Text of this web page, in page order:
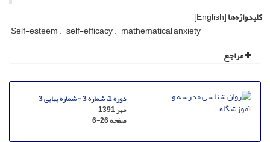
کلیدواژه‌ها[English]
Self-esteem self-efficacy mathematical anxiety
مراجع
دوره 1، شماره 3 - شماره پیاپی 3
مهر 1391
صفحه6-26